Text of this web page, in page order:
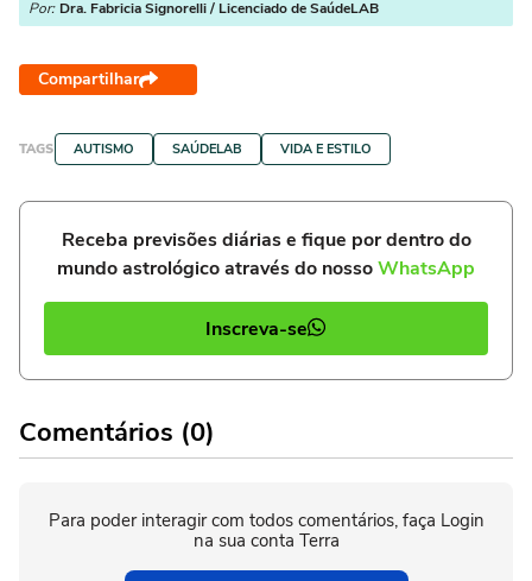
Por: Dra. Fabricia Signorelli / Licenciado de SaúdeLAB
Compartilhar
TAGS AUTISMO SAÚDELAB VIDA E ESTILO
Receba previsões diárias e fique por dentro do
mundo astrológico através do nossoWhatsApp
Inscreva-se
Comentários (0)
Para poder interagir com todos comentários, faça Login
na sua conta Terra